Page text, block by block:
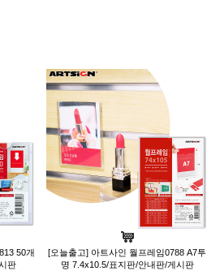
50개
판
[오늘출고] 아트사인 월프레임0788 A7투
명 7.4x10.5/표지판/안내판/게시판